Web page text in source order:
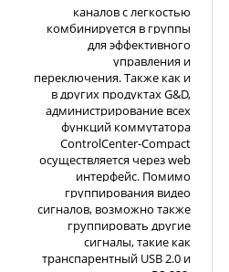
каналов с легкостью
комбинируется в группы
для эффективного
управления и
переключения. Также как и
в других продуктах G&D,
администрирование всех
функций коммутатора
ControlCenter-Compact
осуществляется через web
интерфейс. Помимо
группирования видео
сигналов, возможно также
группировать другие
сигналы, такие как
транспарентный USB 2.0 и